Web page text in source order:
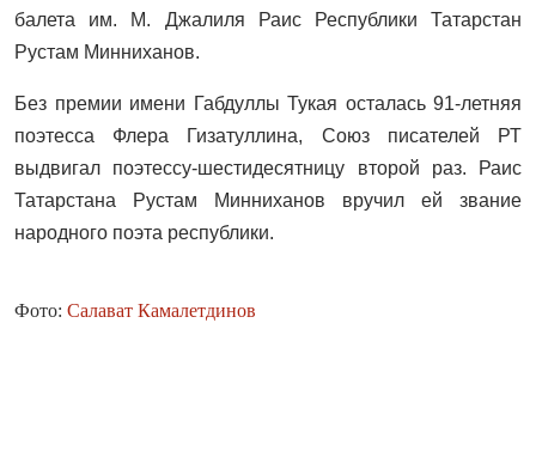
балета им. М. Джалиля Раис Республики Татарстан
Рустам Минниханов.
Без премии имени Габдуллы Тукая осталась 91-летняя
поэтесса Флера Гизатуллина, Союз писателей РТ
выдвигал поэтессу-шестидесятницу второй раз. Раис
Татарстана Рустам Минниханов вручил ей звание
народного поэта республики.
Фото: Салават Камалетдинов